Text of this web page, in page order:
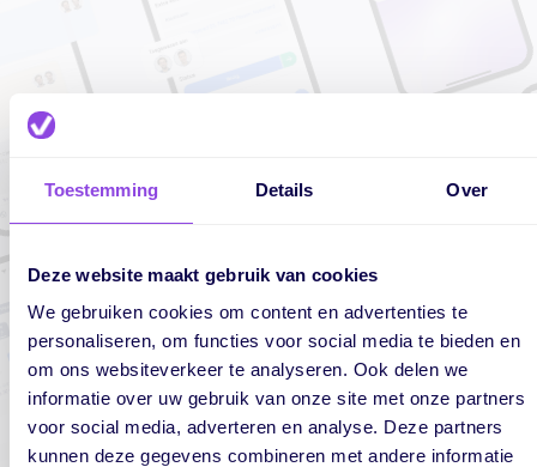
Toestemming Details Over
Deze website maakt gebruik van cookies
We gebruiken cookies om content en advertenties te
personaliseren, om functies voor social media te bieden en
om ons websiteverkeer te analyseren. Ook delen we
informatie over uw gebruik van onze site met onze partners
voor social media, adverteren en analyse. Deze partners
kunnen deze gegevens combineren met andere informatie